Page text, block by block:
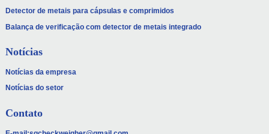
Detector de metais para cápsulas e comprimidos
Balança de verificação com detector de metais integrado
Notícias
Notícias da empresa
Notícias do setor
Contato